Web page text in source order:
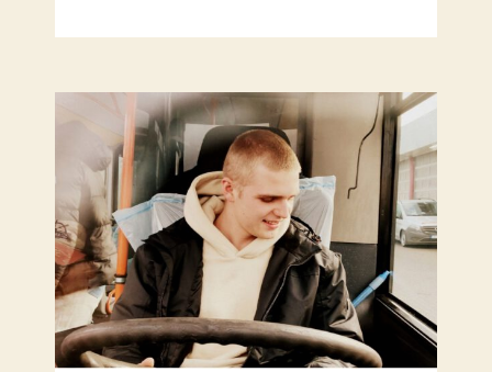
Club-
Bus“